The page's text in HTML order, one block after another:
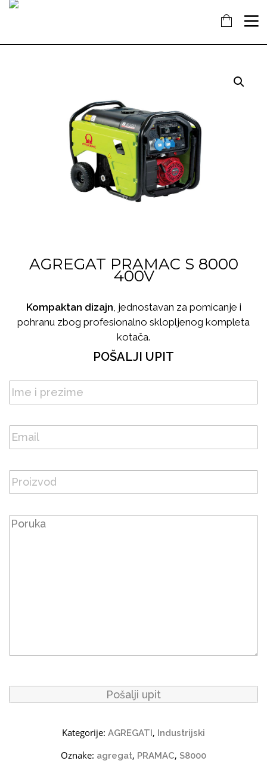
16 7
SCHENGENU!
18
U
KAŠTELIMA
14
PROSINAC
2017
ĐANO
TRADE –
ŠTO O
NAMA
AGREGAT PRAMAC S 8000
400V
Kompaktan dizajn , jednostavan za pomicanje i
pohranu zbog profesionalno sklopljenog kompleta
kotača.
POŠALJI UPIT
Kategorije: AGREGATI, Industrijski
Oznake: agregat, PRAMAC, S8000